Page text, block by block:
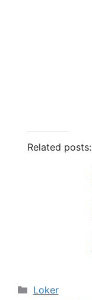
Related posts:
Categories
Loker